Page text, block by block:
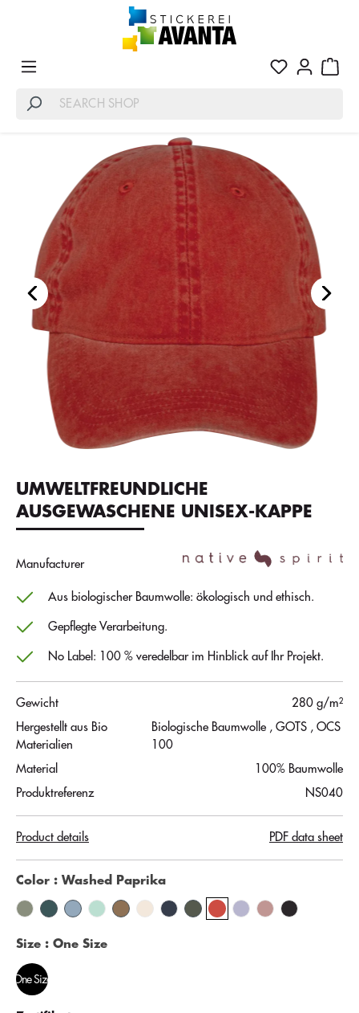
UMWELTFREUNDLICHE
AUSGEWASCHENE UNISEX-KAPPE
Manufacturer
Aus biologischer Baumwolle: ökologisch und ethisch.
Gepflegte Verarbeitung.
No Label: 100 % veredelbar im Hinblick auf Ihr Projekt.
Gewicht
280 g/m²
Hergestellt aus Bio
Materialien
Biologische Baumwolle , GOTS , OCS
100
Material
100% Baumwolle
Produktreferenz
NS040
Product details PDF data sheet
Color : Washed Paprika
Size : One Size
One Size